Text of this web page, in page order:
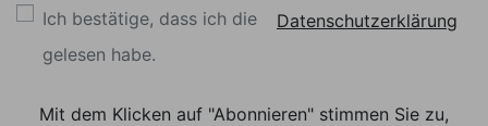
Ich bestätige, dass ich die
Datenschutzerklärung
gelesen habe.
Mit dem Klicken auf "Abonnieren" stimmen Sie zu,